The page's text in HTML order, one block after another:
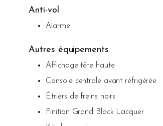
Anti-vol
Alarme
Autres équipements
Affichage tête haute
Console centrale avant réfrigérée
Étriers de freins noirs
Finition Grand Black Lacquer